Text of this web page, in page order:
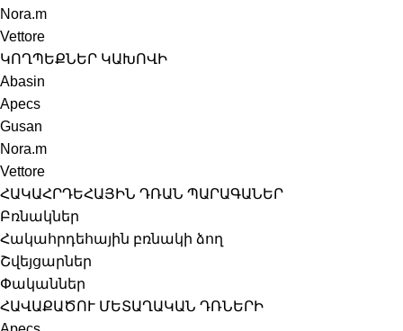
Nora.m
Vettore
ԿՈՂՊԵՔՆԵՐ ԿԱԽՈՎԻ
Abasin
Apecs
Gusan
Nora.m
Vettore
ՀԱԿԱՀՐԴԵՀԱՅԻՆ ԴՌԱՆ ՊԱՐԱԳԱՆԵՐ
Բռնակներ
Հակահրդեհային բռնակի ձող
Շվեյցարներ
Փականներ
ՀԱՎԱՔԱԾՈՒ ՄԵՏԱՂԱԿԱՆ ԴՌՆԵՐԻ